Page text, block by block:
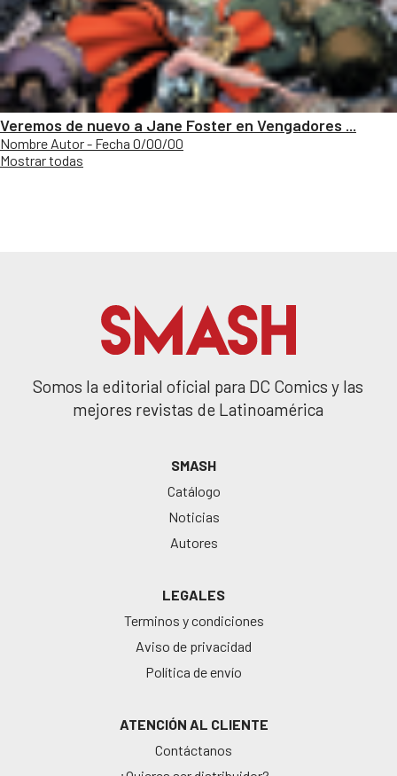
Veremos de nuevo a Jane Foster en Vengadores ...
Nombre Autor - Fecha 0/00/00
Mostrar todas
Somos la editorial oficial para DC Comics y las
mejores revistas de Latinoamérica
SMASH
Catálogo
Noticias
Autores
LEGALES
Terminos y condiciones
Aviso de privacidad
Política de envío
ATENCIÓN AL CLIENTE
Contáctanos